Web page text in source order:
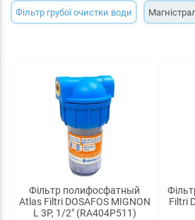
Фільтр грубої очистки води
Фільтр полифосфатный
Atlas Filtri DOSAFOS MIGNON
L 3P, 1/2" (RA404P511)
Filtri